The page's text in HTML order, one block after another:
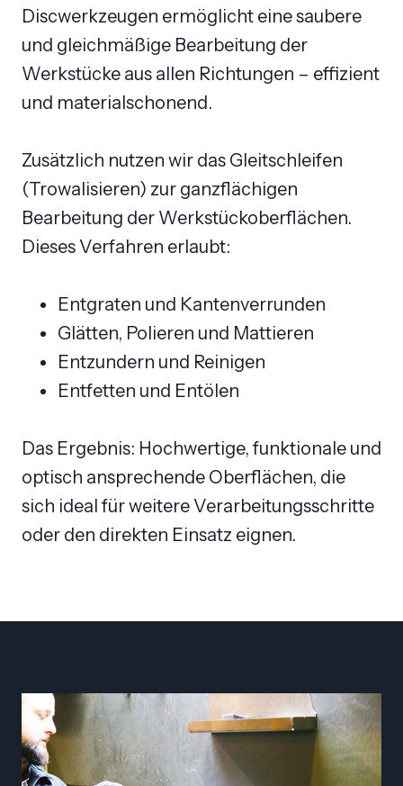
Discwerkzeugen ermöglicht eine saubere
und gleichmäßige Bearbeitung der
Werkstücke aus allen Richtungen – effizient
und materialschonend.
Zusätzlich nutzen wir das Gleitschleifen
(Trowalisieren) zur ganzflächigen
Bearbeitung der Werkstückoberflächen.
Dieses Verfahren erlaubt:
Entgraten und Kantenverrunden
Glätten, Polieren und Mattieren
Entzundern und Reinigen
Entfetten und Entölen
Das Ergebnis: Hochwertige, funktionale und
optisch ansprechende Oberflächen, die
sich ideal für weitere Verarbeitungsschritte
oder den direkten Einsatz eignen.